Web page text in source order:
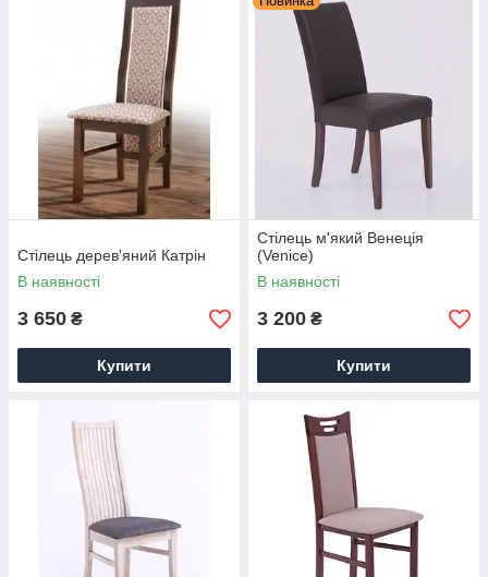
Стілець дерев'яний Катрін
В наявності
3 650 ₴
Купити
Стілець м'який Венеція
(Venice)
В наявності
3 200 ₴
Купити